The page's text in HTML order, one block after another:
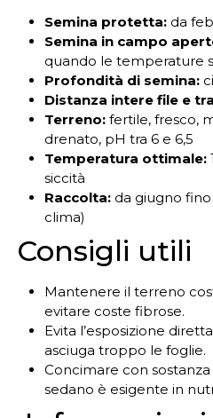
Semina protetta: da
Semina in campo
quando le temperature
Profondità di semina:
Distanza intere file e
Terreno: fertile, fresco,
drenato, pH tra 6 e 6,5
Temperatura ottimale:
siccità
Raccolta: da giugno
clima)
Consigli utili
Mantenere il terreno
evitare coste fibrose.
Evita l’esposizione
asciuga troppo le foglie.
Concimare con
sedano è esigente in